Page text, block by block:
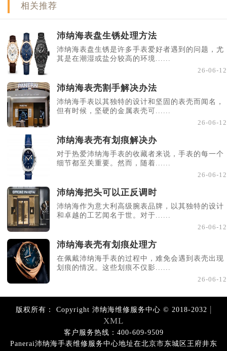
相关推荐
沛纳海表盘生锈处理方法
沛纳海表盘生锈是许多手表爱好者遇到的问题，尤
其是在潮湿或盐分较高的环境......
26-06-12
沛纳海表壳割手解决办法
沛纳海手表以其独特的设计和坚固的表壳而闻名，
但有时候，坚硬的金属表壳可......
26-06-12
沛纳海表壳有划痕解决办
对于热爱沛纳海手表的收藏者来说，手表的每一个
细节都至关重要。然而，随着......
26-06-12
沛纳海把头可以正反调时
沛纳海作为意大利高级腕表品牌，以其独特的设计
和卓越的工艺闻名于世。对于......
26-06-12
沛纳海表壳有划痕处理方
在佩戴沛纳海手表的过程中，难免会遇到表壳出现
划痕的情况。这些划痕不仅影......
26-06-12
版权所有： Copyright 沛纳海维修服务中心 © 2018-2032 |
XML
客户服务热线：400-609-9509
Panerai沛纳海手表维修服务中心地址在北京市东城区王府井东